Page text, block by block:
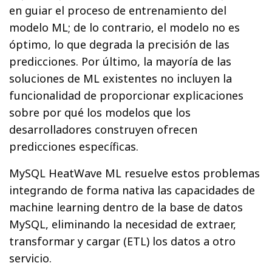
en guiar el proceso de entrenamiento del
modelo ML; de lo contrario, el modelo no es
óptimo, lo que degrada la precisión de las
predicciones. Por último, la mayoría de las
soluciones de ML existentes no incluyen la
funcionalidad de proporcionar explicaciones
sobre por qué los modelos que los
desarrolladores construyen ofrecen
predicciones específicas.
MySQL HeatWave ML resuelve estos problemas
integrando de forma nativa las capacidades de
machine learning dentro de la base de datos
MySQL, eliminando la necesidad de extraer,
transformar y cargar (ETL) los datos a otro
servicio.